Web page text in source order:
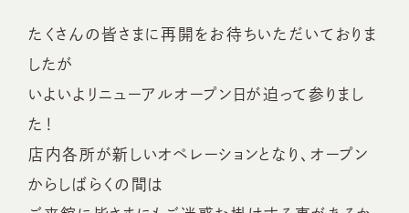
たくさんの皆さまに再開をお待ちいただいておりま
したが
いよいよリニューアルオープン日が迫って参りまし
た！
店内各所が新しいオペレーションとなり、オープン
からしばらくの間は